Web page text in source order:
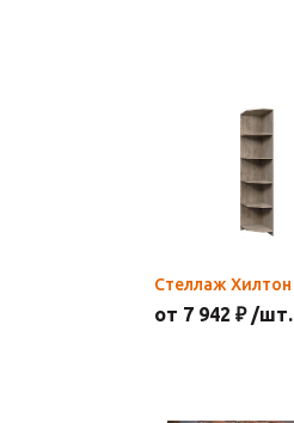
Стеллаж Хилтон
от 7 942 ₽ /шт.